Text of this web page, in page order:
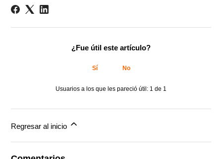
¿Fue útil este artículo?
Sí No
Usuarios a los que les pareció útil: 1 de 1
Regresar al inicio